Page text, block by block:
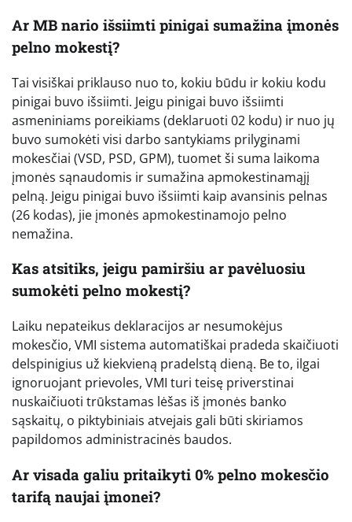
Ar MB nario išsiimti pinigai sumažina įmonės
pelno mokestį?
Tai visiškai priklauso nuo to, kokiu būdu ir kokiu kodu
pinigai buvo išsiimti. Jeigu pinigai buvo išsiimti
asmeniniams poreikiams (deklaruoti 02 kodu) ir nuo jų
buvo sumokėti visi darbo santykiams prilyginami
mokesčiai (VSD, PSD, GPM), tuomet ši suma laikoma
įmonės sąnaudomis ir sumažina apmokestinamąjį
pelną. Jeigu pinigai buvo išsiimti kaip avansinis pelnas
(26 kodas), jie įmonės apmokestinamojo pelno
nemažina.
Kas atsitiks, jeigu pamiršiu ar pavėluosiu
sumokėti pelno mokestį?
Laiku nepateikus deklaracijos ar nesumokėjus
mokesčio, VMI sistema automatiškai pradeda skaičiuoti
delspinigius už kiekvieną pradelstą dieną. Be to, ilgai
ignoruojant prievoles, VMI turi teisę priverstinai
nuskaičiuoti trūkstamas lėšas iš įmonės banko
sąskaitų, o piktybiniais atvejais gali būti skiriamos
papildomos administracinės baudos.
Ar visada galiu pritaikyti 0% pelno mokesčio
tarifą naujai įmonei?